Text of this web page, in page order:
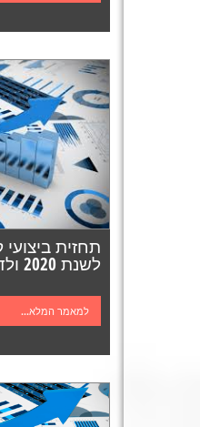
תחזית
לשנת 2020 ולדצמבר 2020
למאמר המלא...